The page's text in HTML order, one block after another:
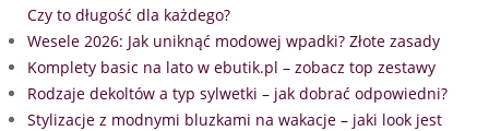
Czy to długość dla każdego?
Wesele 2026: Jak uniknąć modowej wpadki? Złote zasady
Komplety basic na lato w ebutik.pl – zobacz top zestawy
Rodzaje dekoltów a typ sylwetki – jak dobrać odpowiedni?
Stylizacje z modnymi bluzkami na wakacje – jaki look jest